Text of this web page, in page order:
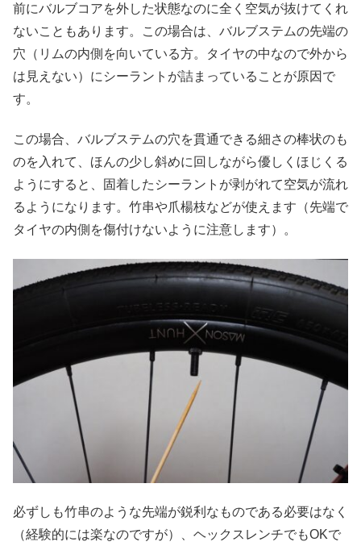
前にバルブコアを外した状態なのに全く空気が抜けてくれ
ないこともあります。この場合は、バルブステムの先端の
穴（リムの内側を向いている方。タイヤの中なので外から
は見えない）にシーラントが詰まっていることが原因で
す。
この場合、バルブステムの穴を貫通できる細さの棒状のも
のを入れて、ほんの少し斜めに回しながら優しくほじくる
ようにすると、固着したシーラントが剥がれて空気が流れ
るようになります。竹串や爪楊枝などが使えます（先端で
タイヤの内側を傷付けないように注意します）。
必ずしも竹串のような先端が鋭利なものである必要はなく
（経験的には楽なのですが）、ヘックスレンチでもOKで